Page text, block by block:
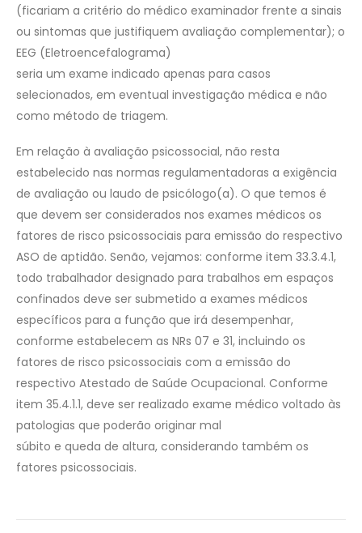
(ficariam a critério do médico examinador frente a sinais
ou sintomas que justifiquem avaliação complementar); o
EEG (Eletroencefalograma)
seria um exame indicado apenas para casos
selecionados, em eventual investigação médica e não
como método de triagem.
Em relação à avaliação psicossocial, não resta
estabelecido nas normas regulamentadoras a exigência
de avaliação ou laudo de psicólogo(a). O que temos é
que devem ser considerados nos exames médicos os
fatores de risco psicossociais para emissão do respectivo
ASO de aptidão. Senão, vejamos: conforme item 33.3.4.1,
todo trabalhador designado para trabalhos em espaços
confinados deve ser submetido a exames médicos
específicos para a função que irá desempenhar,
conforme estabelecem as NRs 07 e 31, incluindo os
fatores de risco psicossociais com a emissão do
respectivo Atestado de Saúde Ocupacional. Conforme
item 35.4.1.1, deve ser realizado exame médico voltado às
patologias que poderão originar mal
súbito e queda de altura, considerando também os
fatores psicossociais.